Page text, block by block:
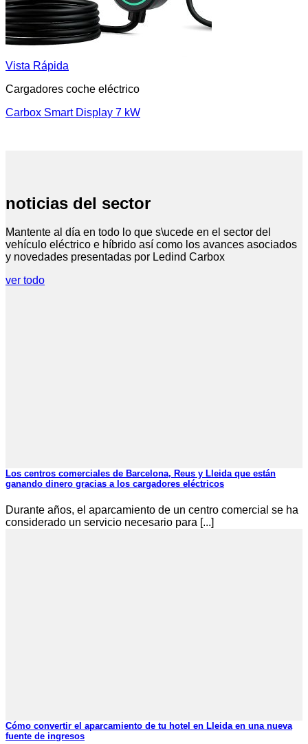
Vista Rápida
Cargadores coche eléctrico
Carbox Smart Display 7 kW
noticias del sector
Mantente al día en todo lo que s\ucede en el sector del
vehículo eléctrico e híbrido así como los avances asociados
y novedades presentadas por Ledind Carbox
ver todo
Los centros comerciales de Barcelona, Reus y Lleida que están
ganando dinero gracias a los cargadores eléctricos
Durante años, el aparcamiento de un centro comercial se ha
considerado un servicio necesario para [...]
Cómo convertir el aparcamiento de tu hotel en Lleida en una nueva
fuente de ingresos